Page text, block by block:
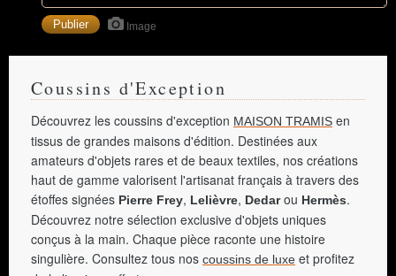
Image
Coussins d'Exception
Découvrez les coussins d'exception MAISON TRAMIS en
tissus de grandes maisons d'édition. Destinées aux
amateurs d'objets rares et de beaux textiles, nos créations
haut de gamme valorisent l'artisanat français à travers des
étoffes signées Pierre Frey, Lelièvre, Dedarou Hermès.
Découvrez notre sélection exclusive d'objets uniques
conçus à la main. Chaque pièce raconte une histoire
singulière. Consultez tous nos coussins de luxe et profitez